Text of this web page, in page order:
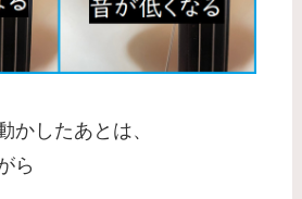
かしたあとは、
ら